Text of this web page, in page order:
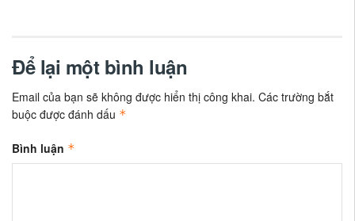
Để lại một bình luận
Email của bạn sẽ không được hiển thị công khai. Các trường bắt
buộc được đánh dấu *
Bình luận *